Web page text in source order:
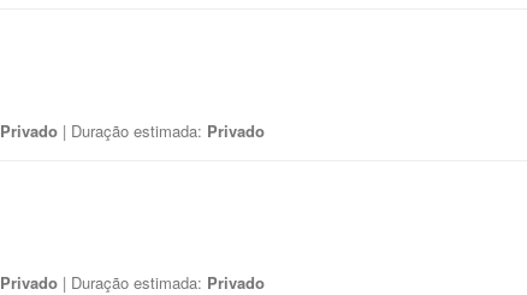
Privado | Duração estimada: Privado
Privado | Duração estimada: Privado